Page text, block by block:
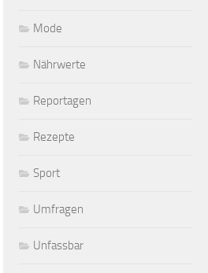
Mode
Nährwerte
Reportagen
Rezepte
Sport
Umfragen
Unfassbar